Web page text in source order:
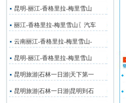
昆明-丽江-香格里拉-梅里雪山
丽江-香格里拉-梅里雪山〖汽车
云南丽江-香格里拉-梅里雪山-
昆明-丽江-香格里拉-梅里雪山
昆明旅游|石林一日游|天下第一
昆明旅游|石林一日游|昆明到石